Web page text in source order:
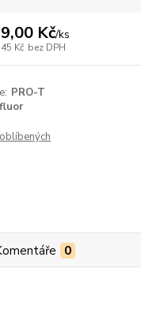
Kč/ks
Kč bez DPH
PRO-T
fluor
0